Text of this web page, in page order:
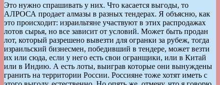
Это нужно спрашивать у них. Что касается выгоды, то
АЛРОСА продает алмазы в разных тендерах. Я объясню, как
это происходит: израильтяне участвуют в этих распродажах
лотов сырья, но все зависит от условий. Может быть продан
лот, который разрешено вывезти для огранки за рубеж, тогда
израильский бизнесмен, победивший в тендере, может везти
их или сюда, если у него есть свои огранщики, или в Китай
или в Индию. А есть лоты, выиграв которые они вынуждены
гранить на территории России. Россияне тоже хотят иметь с